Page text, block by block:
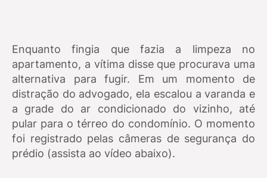
Enquanto fingia que fazia a limpeza no
apartamento, a vítima disse que procurava uma
alternativa para fugir. Em um momento de
distração do advogado, ela escalou a varanda e
a grade do ar condicionado do vizinho, até
pular para o térreo do condomínio. O momento
foi registrado pelas câmeras de segurança do
prédio (assista ao vídeo abaixo).